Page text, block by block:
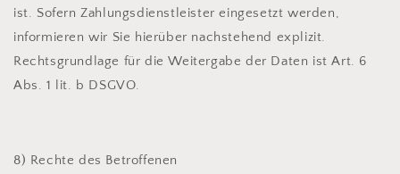
ist. Sofern Zahlungsdienstleister eingesetzt werden,
informieren wir Sie hierüber nachstehend explizit.
Rechtsgrundlage für die Weitergabe der Daten ist Art. 6
Abs. 1 lit. b DSGVO.
8) Rechte des Betroffenen